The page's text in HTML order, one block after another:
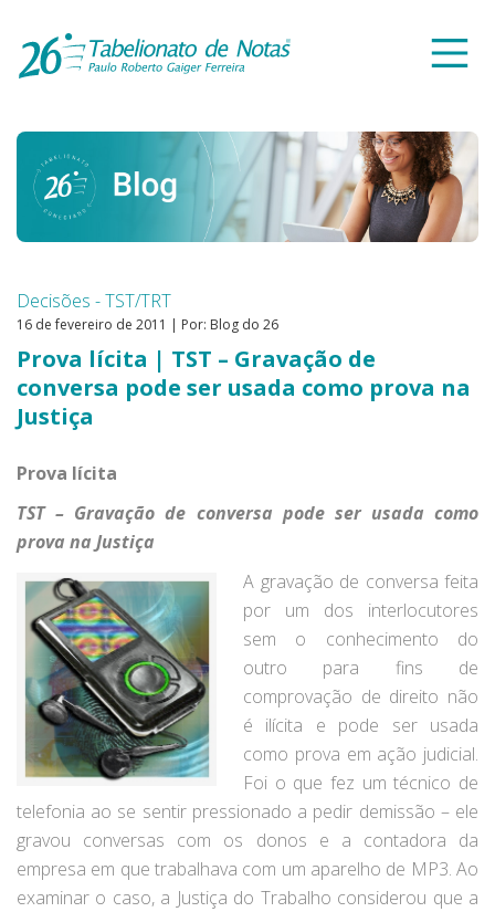
Decisões - TST/TRT
16 de fevereiro de 2011 | Por: Blog do 26
Prova lícita | TST – Gravação de
conversa pode ser usada como prova na
Justiça
Prova lícita
TST – Gravação de conversa pode ser usada como
prova na Justiça
A gravação de conversa feita
por um dos interlocutores
sem o conhecimento do
outro para fins de
comprovação de direito não
é ilícita e pode ser usada
como prova em ação judicial.
Foi o que fez um técnico de
telefonia ao se sentir pressionado a pedir demissão – ele
gravou conversas com os donos e a contadora da
empresa em que trabalhava com um aparelho de MP3. Ao
examinar o caso, a Justiça do Trabalho considerou que a